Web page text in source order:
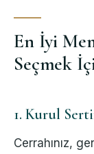
En İyi
Seçmek
1. Kurul
Cerrahınız,